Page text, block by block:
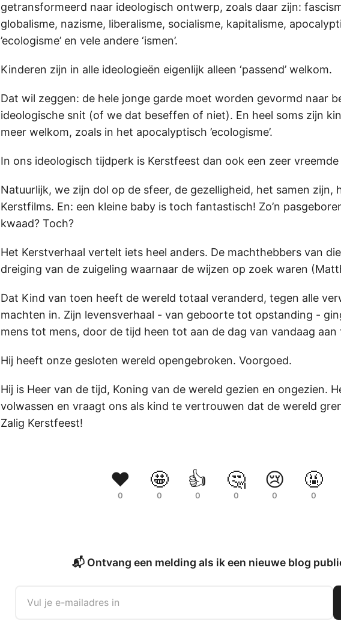
getransformeerd naar ideologisch ontwerp, zoals daar zijn:
globalisme, nazisme, liberalisme, socialisme, kapitalisme,
’ecologisme’ en vele andere ‘ismen’.
Kinderen zijn in alle ideologieën eigenlijk alleen ‘passend’ welkom.
Dat wil zeggen: de hele jonge garde moet worden gevormd naar
ideologische snit (of we dat beseffen of niet). En heel soms zijn
meer welkom, zoals in het apocalyptisch ’ecologisme’.
In ons ideologisch tijdperk is Kerstfeest dan ook een zeer
Natuurlijk, we zijn dol op de sfeer, de gezelligheid, het samen zijn,
Kerstfilms. En: een kleine baby is toch fantastisch! Zo’n
kwaad? Toch?
Het Kerstverhaal vertelt iets heel anders. De machthebbers van
dreiging van de zuigeling waarnaar de wijzen op zoek waren
Dat Kind van toen heeft de wereld totaal veranderd, tegen alle
machten in. Zijn levensverhaal - van geboorte tot opstanding -
mens tot mens, door de tijd heen tot aan de dag van vandaag aan
Hij heeft onze gesloten wereld opengebroken. Voorgoed.
Hij is Heer van de tijd, Koning van de wereld gezien en ongezien.
volwassen en vraagt ons als kind te vertrouwen dat de wereld
Zalig Kerstfeest!
❤️
0
🤩
0
👍
0
🤔
0
😢
0
🤬
0
📬 Ontvang een melding als ik een nieuwe blog